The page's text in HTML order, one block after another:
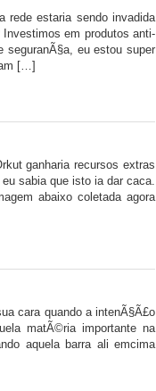
rede estaria sendo invadida
em produtos anti-
seguranÃ§a, eu estou super
[…]
ganharia recursos extras
sabia que isto ia dar caca.
abaixo coletada agora
cara quando a intenÃ§Ã£o
matÃ©ria importante na
aquela barra ali emcima